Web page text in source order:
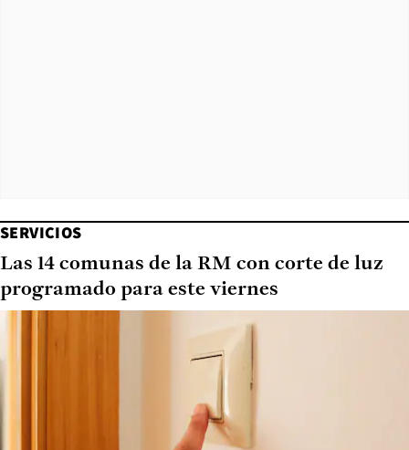
SERVICIOS
Las 14 comunas de la RM con corte de luz
programado para este viernes